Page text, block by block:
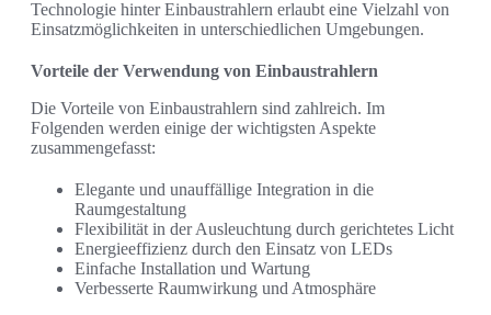
Technologie hinter Einbaustrahlern erlaubt eine Vielzahl von
Einsatzmöglichkeiten in unterschiedlichen Umgebungen.
Vorteile der Verwendung von Einbaustrahlern
Die Vorteile von Einbaustrahlern sind zahlreich. Im
Folgenden werden einige der wichtigsten Aspekte
zusammengefasst:
Elegante und unauffällige Integration in die
Raumgestaltung
Flexibilität in der Ausleuchtung durch gerichtetes Licht
Energieeffizienz durch den Einsatz von LEDs
Einfache Installation und Wartung
Verbesserte Raumwirkung und Atmosphäre